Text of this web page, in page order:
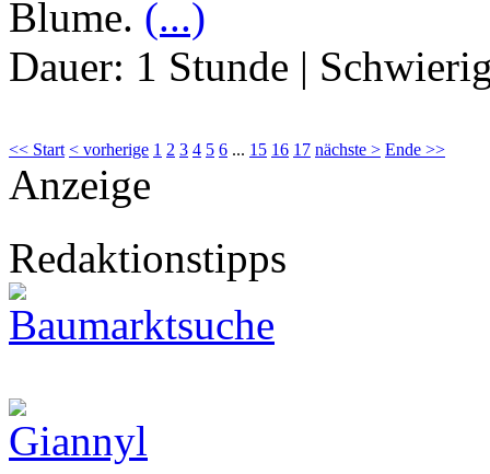
Blume. (...)
Dauer: 1 Stunde |
<< Start < vorherige 1 2 3 4 5 6 ... 15 16 17 nächste > Ende >>
Anzeige
Redaktionstipps